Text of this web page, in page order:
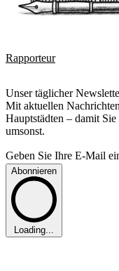
Rapporteur
Unser täglicher
Mit aktuellen
Hauptstädten – damit
umsonst.
Geben Sie Ihre E-Mail
Abonnieren
Loading...